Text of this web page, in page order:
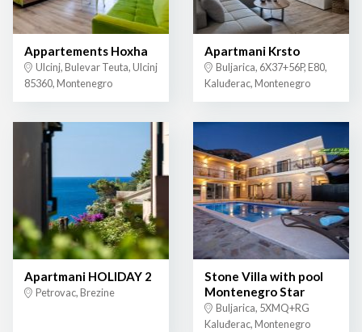
Appartements Hoxha
Ulcinj, Bulevar Teuta, Ulcinj
85360, Montenegro
Apartmani Krsto
Buljarica, 6X37+56P, E80,
Kaluđerac, Montenegro
Apartmani HOLIDAY 2
Petrovac, Brezine
Stone Villa with pool
Montenegro Star
Buljarica, 5XMQ+RG
Kaluđerac, Montenegro